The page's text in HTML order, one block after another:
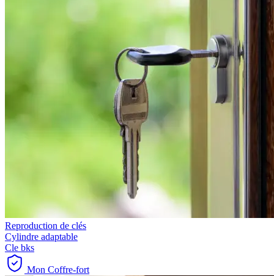
Reproduction de clés
Cylindre adaptable
Cle bks
Mon Coffre-fort